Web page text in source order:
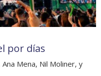
por días
Mena, Nil Moliner, y